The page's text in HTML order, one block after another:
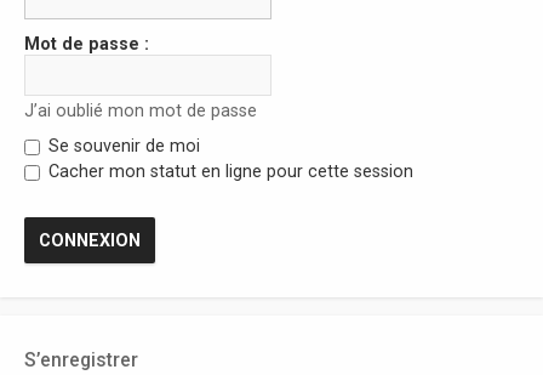
Mot de passe :
J’ai oublié mon mot de passe
Se souvenir de moi
Cacher mon statut en ligne pour cette session
S’enregistrer